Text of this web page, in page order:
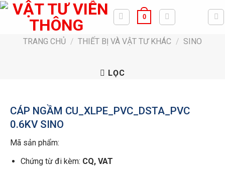
Bỏ
0
TRANG CHỦ / THIẾT BỊ VÀ VẬT TƯ KHÁC / SINO
LỌC
CÁP NGẦM CU_XLPE_PVC_DSTA_PVC
0.6KV SINO
Mã sản phẩm:
Chứng từ đi kèm: CQ, VAT